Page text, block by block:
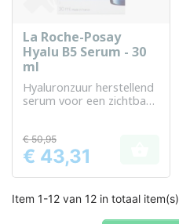
La Roche-Posay
Hyalu B5 Serum - 30
ml
Hyaluronzuur herstellend
serum voor een zichtbaar
Prijs
€ 50,95
€ 43,31
Item 1-12 van 12 in totaal item(s)